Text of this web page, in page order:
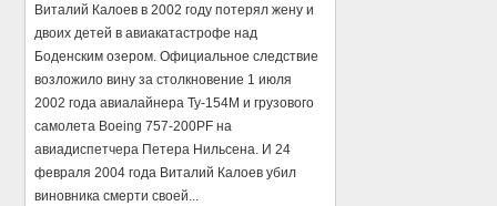
Виталий Калоев в 2002 году потерял жену и
двоих детей в авиакатастрофе над
Боденским озером. Официальное следствие
возложило вину за столкновение 1 июля
2002 года авиалайнера Ту-154М и грузового
самолета Boeing 757-200PF на
авиадиспетчера Петера Нильсена. И 24
февраля 2004 года Виталий Калоев убил
виновника смерти своей...